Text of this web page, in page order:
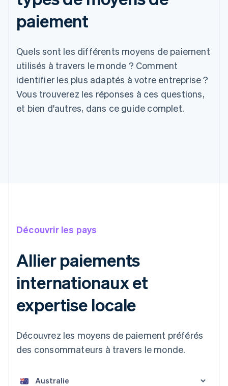
paiement
Quels sont les différents moyens de paiement
utilisés à travers le monde ? Comment
identifier les plus adaptés à votre entreprise ?
Vous trouverez les réponses à ces questions,
et bien d'autres, dans ce guide complet.
Découvrir les pays
Allier paiements
internationaux et
expertise locale
Découvrez les moyens de paiement préférés
des consommateurs à travers le monde.